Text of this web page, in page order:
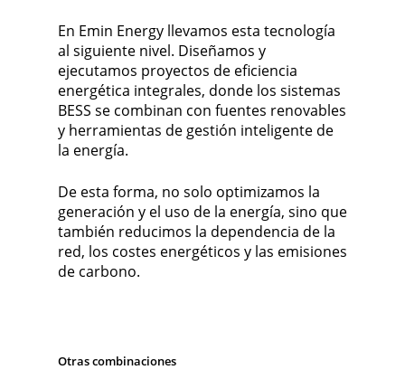
En Emin Energy llevamos esta tecnología
al siguiente nivel. Diseñamos y
ejecutamos proyectos de eficiencia
energética integrales, donde los sistemas
BESS se combinan con fuentes renovables
y herramientas de gestión inteligente de
la energía.
De esta forma, no solo optimizamos la
generación y el uso de la energía, sino que
también reducimos la dependencia de la
red, los costes energéticos y las emisiones
de carbono.
Otras combinaciones